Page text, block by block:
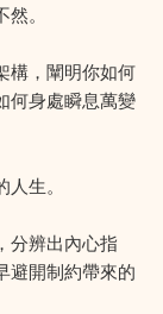
。
構，闡明你如何
何身處瞬息萬變
生。
分辨出內心指
避開制約帶來的